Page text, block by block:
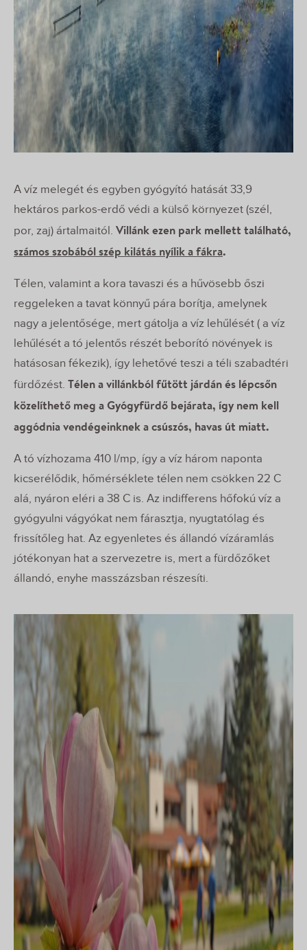
A víz melegét és egyben gyógyító hatását 33,9
hektáros parkos-erdő védi a külső környezet (szél,
por, zaj) ártalmaitól. Villánk ezen park mellett található,
számos szobából szép kilátás nyílik a fákra.
Télen, valamint a kora tavaszi és a hűvösebb őszi
reggeleken a tavat könnyű pára borítja, amelynek
nagy a jelentősége, mert gátolja a víz lehűlését ( a víz
lehűlését a tó jelentős részét beborító növények is
hatásosan fékezik), így lehetővé teszi a téli szabadtéri
fürdőzést. Télen a villánkból fűtött járdán és lépcsőn
közelíthető meg a Gyógyfürdő bejárata, így nem kell
aggódnia vendégeinknek a csúszós, havas út miatt.
A tó vízhozama 410 l/mp, így a víz három naponta
kicserélődik, hőmérséklete télen nem csökken 22 C
alá, nyáron eléri a 38 C is. Az indifferens hőfokú víz a
gyógyulni vágyókat nem fárasztja, nyugtatólag és
frissítőleg hat. Az egyenletes és állandó vízáramlás
jótékonyan hat a szervezetre is, mert a fürdőzőket
állandó, enyhe masszázsban részesíti.